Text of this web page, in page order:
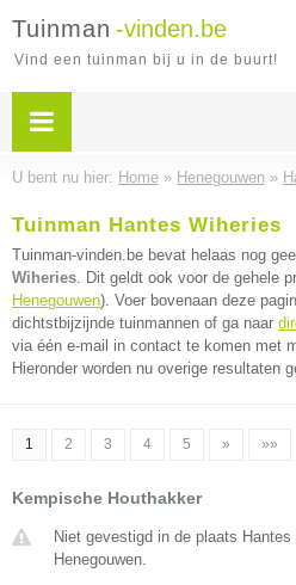
Tuinman -vinden.be
Vind een tuinman bij u in de buurt!
U bent nu hier: Home » Henegouwen »
Tuinman Hantes Wiheries
Tuinman-vinden.be bevat helaas nog
Wiheries. Dit geldt ook voor de gehele
Henegouwen). Voer bovenaan deze
dichtstbijzijnde tuinmannen of ga naar
via één e-mail in contact te komen met
Hieronder worden nu overige resultaten
1 2 3 4 5 » »»
Kempische Houthakker
Niet gevestigd in de plaats
Henegouwen.